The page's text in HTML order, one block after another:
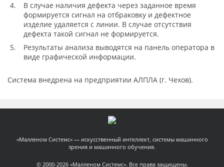
В случае наличия дефекта через заданное время
формируется сигнал на отбраковку и дефектное
изделие удаляется с линии. В случае отсутствия
дефекта такой сигнал не формируется.
Результаты анализа выводятся на панель оператора в
виде графической информации.
Система внедрена на предприятии АЛПЛА (г. Чехов).
«Малленом Системс» — искусственный интеллект, системы машинного
зрения и машинного обучения.
© 2000-2026 «Малленом Системс». Все права защищены.